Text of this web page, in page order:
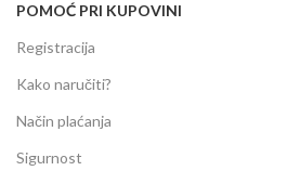
POMOĆ PRI KUPOVINI
Registracija
Kako naručiti?
Način plaćanja
Sigurnost